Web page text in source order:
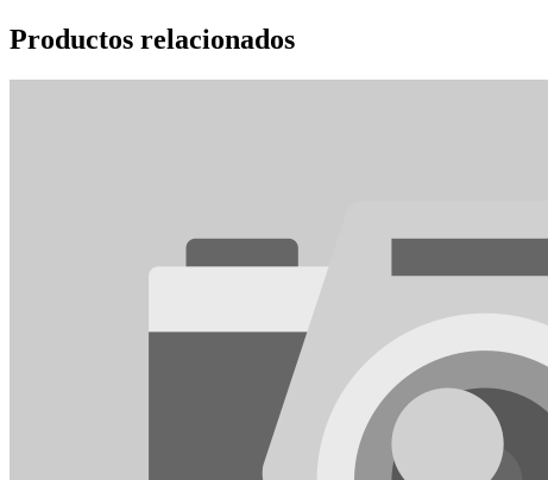
Productos relacionados